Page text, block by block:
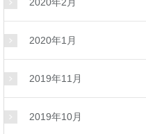
2020年1月
2019年11月
2019年10月